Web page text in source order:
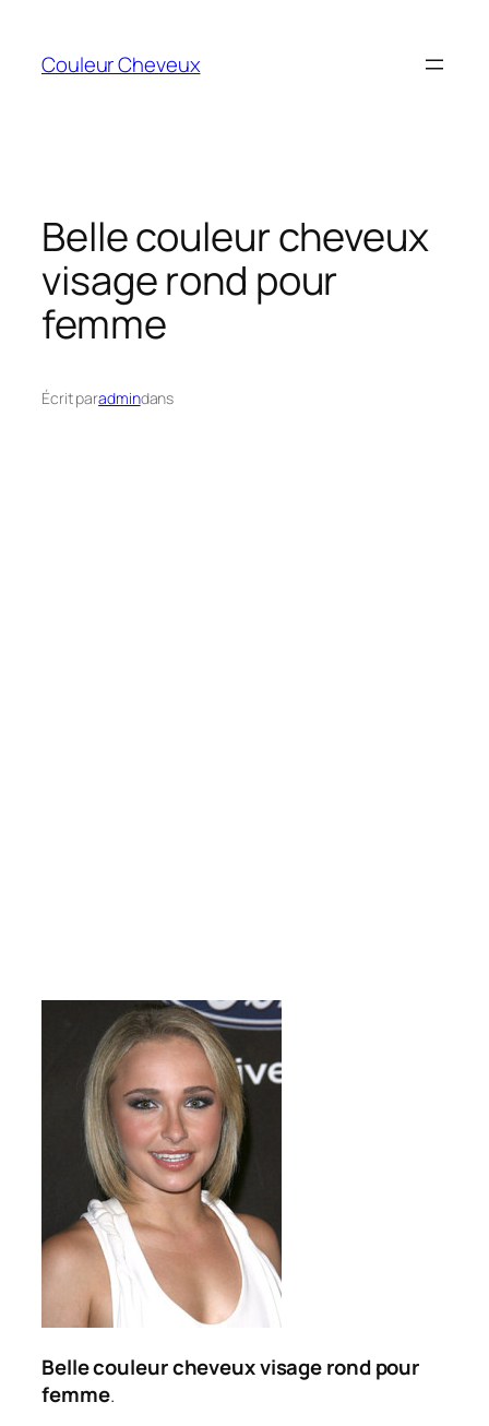
contenu
Couleur Cheveux
Belle couleur cheveux
visage rond pour
femme
Écrit paradmindans
Belle couleur cheveux visage rond pour
femme.